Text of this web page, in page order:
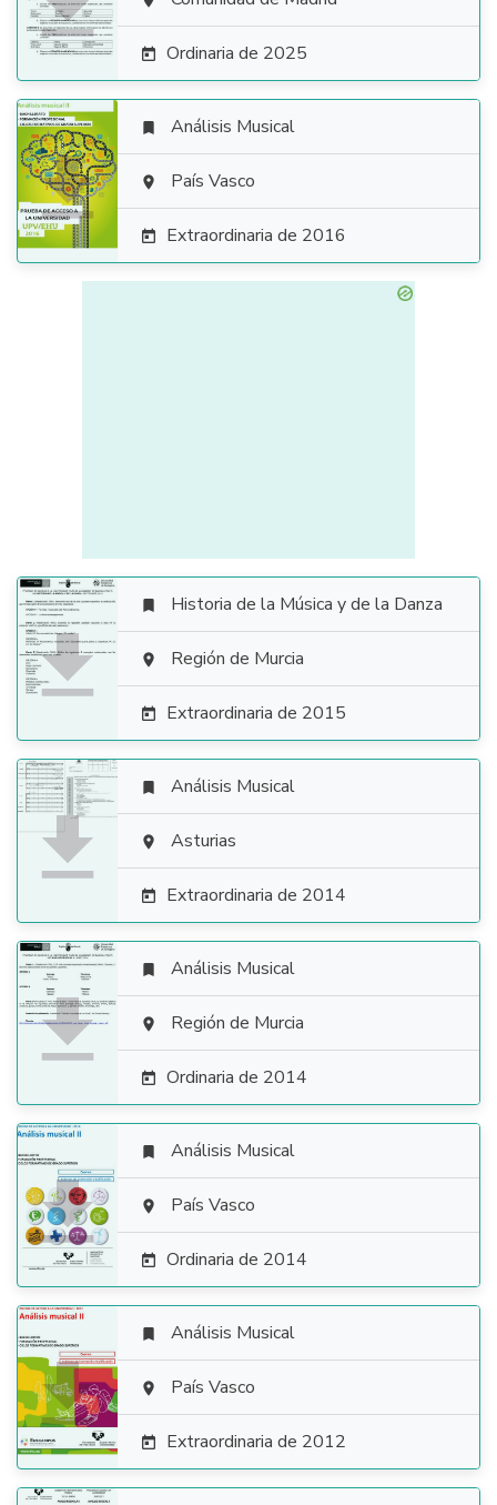
 Ordinaria de 2025

 Análisis Musical
 País Vasco
 Extraordinaria de 2016

 Historia de la Música y de la Danza
 Región de Murcia
 Extraordinaria de 2015

 Análisis Musical
 Asturias
 Extraordinaria de 2014

 Análisis Musical
 Región de Murcia
 Ordinaria de 2014

 Análisis Musical
 País Vasco
 Ordinaria de 2014

 Análisis Musical
 País Vasco
 Extraordinaria de 2012